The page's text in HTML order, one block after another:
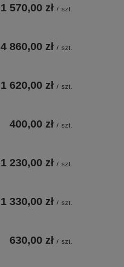
1 570,00 zł / szt.
4 860,00 zł / szt.
1 620,00 zł / szt.
400,00 zł / szt.
1 230,00 zł / szt.
1 330,00 zł / szt.
630,00 zł / szt.